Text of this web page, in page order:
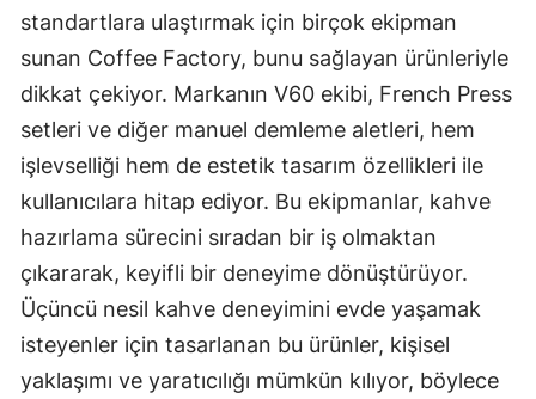
standartlara ulaştırmak için birçok ekipman
sunan Coffee Factory, bunu sağlayan ürünleriyle
dikkat çekiyor. Markanın V60 ekibi, French Press
setleri ve diğer manuel demleme aletleri, hem
işlevselliği hem de estetik tasarım özellikleri ile
kullanıcılara hitap ediyor. Bu ekipmanlar, kahve
hazırlama sürecini sıradan bir iş olmaktan
çıkararak, keyifli bir deneyime dönüştürüyor.
Üçüncü nesil kahve deneyimini evde yaşamak
isteyenler için tasarlanan bu ürünler, kişisel
yaklaşımı ve yaratıcılığı mümkün kılıyor, böylece